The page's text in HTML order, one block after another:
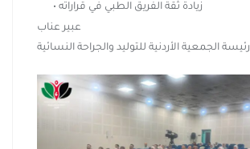
• زيادة ثقة الفريق الطبي في قراراته
عبير عناب
رئيسة الجمعية الأردنية للتوليد والجراحة النسائية